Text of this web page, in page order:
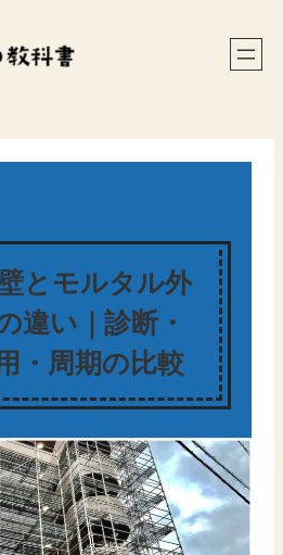
とモルタル外
違い｜診断・
・周期の比較